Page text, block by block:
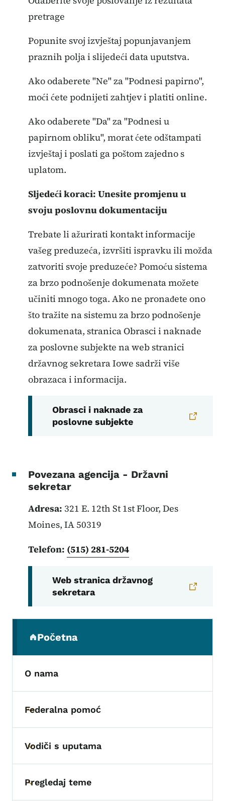
pretrage
Popunite svoj izvještaj popunjavanjem
praznih polja i slijedeći data uputstva.
Ako odaberete "Ne" za "Podnesi papirno",
moći ćete podnijeti zahtjev i platiti online.
Ako odaberete "Da" za "Podnesi u
papirnom obliku", morat ćete odštampati
izvještaj i poslati ga poštom zajedno s
uplatom.
Sljedeći koraci: Unesite promjenu u
svoju poslovnu dokumentaciju
Trebate li ažurirati kontakt informacije
vašeg preduzeća, izvršiti ispravku ili možda
zatvoriti svoje preduzeće? Pomoću sistema
za brzo podnošenje dokumenata možete
učiniti mnogo toga. Ako ne pronađete ono
što tražite na sistemu za brzo podnošenje
dokumenata, stranica Obrasci i naknade
za poslovne subjekte na web stranici
državnog sekretara Iowe sadrži više
obrazaca i informacija.
Obrasci i naknade za
poslovne subjekte
Povezana agencija - Državni
sekretar
Adresa: 321 E. 12th St 1st Floor, Des
Moines, IA 50319
Telefon: (515) 281-5204
Web stranica državnog
sekretara
Početna
(parent section)
O nama
Toggle submenu
Federalna pomoć
Toggle submenu
Vodiči s uputama
Toggle submenu
Pregledaj teme